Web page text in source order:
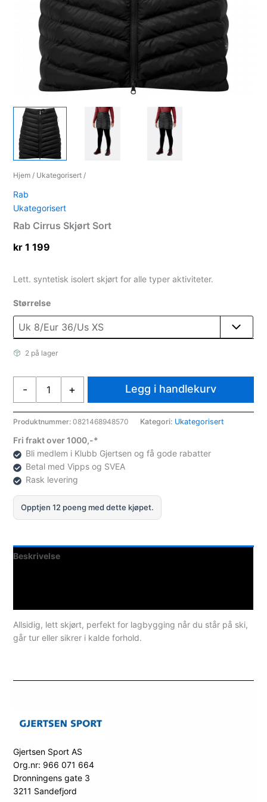
Hjem / Ukategorisert /
Rab
Ukategorisert
Rab Cirrus Skjørt Sort
kr 1 199
Lett. syntetisk isolert skjørt for alle typer aktiviteter.
Størrelse
2 på lager
-
Sort
antall
+ Legg i handlekurv
Produktnummer:0821468948570 Kategori: Ukategorisert
Fri frakt over 1000,-*
Bli medlem i Klubb Gjertsen og få gode rabatter
Betal med Vipps og SVEA
Rask levering
Opptjen 12 poeng med dette kjøpet.
Beskrivelse
Allsidig, lett skjørt, perfekt for lagbygging når du står på ski,
går tur eller sikrer i kalde forhold.
Gjertsen Sport AS
Org.nr: 966 071 664
Dronningens gate 3
3211 Sandefjord